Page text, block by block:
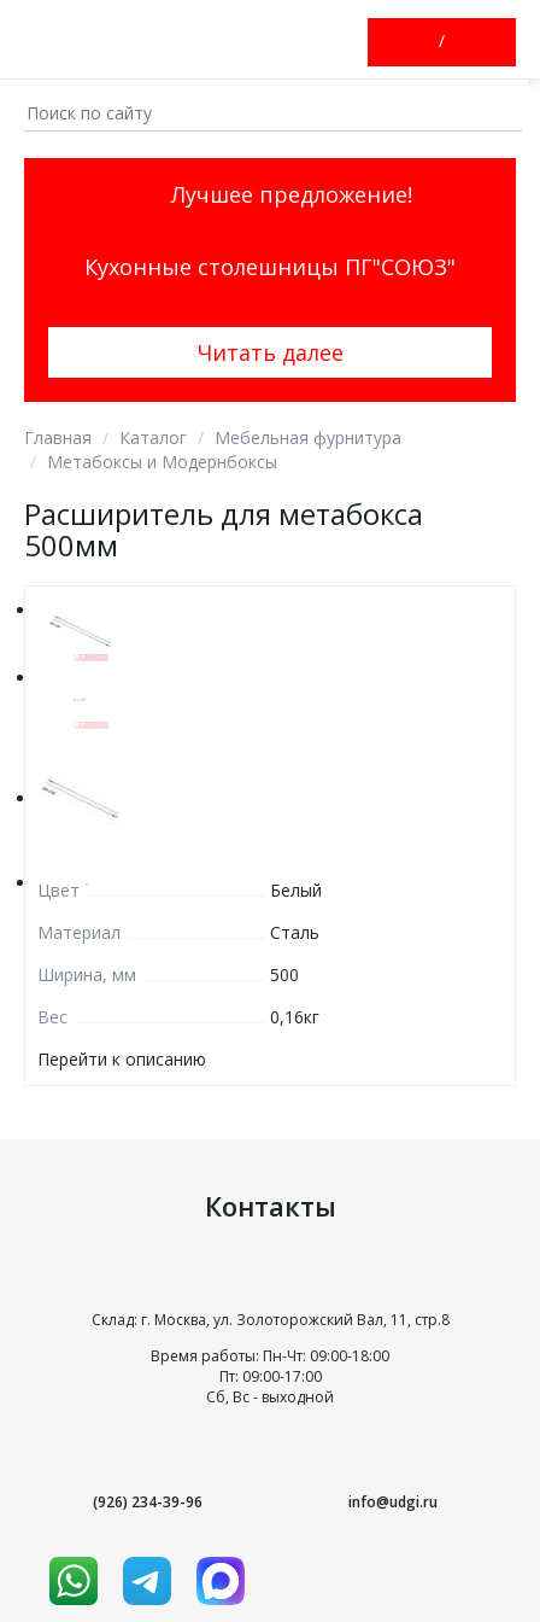
/
Лучшее предложение!
Кухонные столешницы ПГ"СОЮЗ"
Читать далее
Главная Каталог
Мебельная фурнитура
Метабоксы и Модернбоксы
Расширитель для метабокса
500мм
Цвет
Белый
Материал
Сталь
Ширина, мм
500
Вес
0,16кг
Перейти к описанию
Контакты
Склад: г. Москва, ул. Золоторожский Вал, 11, стр.8
Время работы: Пн-Чт: 09:00-18:00
Пт: 09:00-17:00
Сб, Вс - выходной
(926) 234-39-96 info@udgi.ru